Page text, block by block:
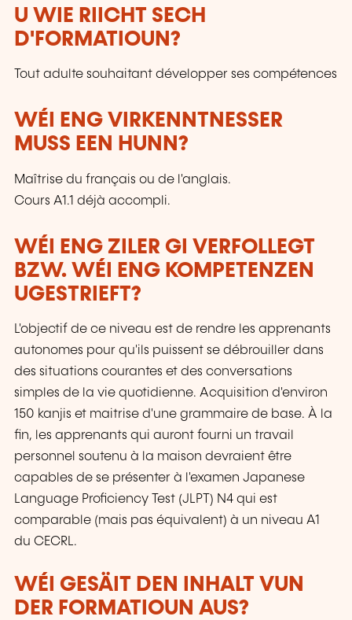
U WIE RIICHT SECH
D'FORMATIOUN?
Tout adulte souhaitant développer ses compétences
WÉI ENG VIRKENNTNESSER
MUSS EEN HUNN?
Maîtrise du français ou de l'anglais.
Cours A1.1 déjà accompli.
WÉI ENG ZILER GI VERFOLLEGT
BZW. WÉI ENG KOMPETENZEN
UGESTRIEFT?
L'objectif de ce niveau est de rendre les apprenants
autonomes pour qu'ils puissent se débrouiller dans
des situations courantes et des conversations
simples de la vie quotidienne. Acquisition d'environ
150 kanjis et maitrise d'une grammaire de base. À la
fin, les apprenants qui auront fourni un travail
personnel soutenu à la maison devraient être
capables de se présenter à l'examen Japanese
Language Proficiency Test (JLPT) N4 qui est
comparable (mais pas équivalent) à un niveau A1
du CECRL.
WÉI GESÄIT DEN INHALT VUN
DER FORMATIOUN AUS?